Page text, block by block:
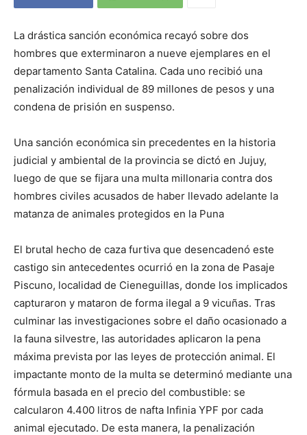
La drástica sanción económica recayó sobre dos
hombres que exterminaron a nueve ejemplares en el
departamento Santa Catalina. Cada uno recibió una
penalización individual de 89 millones de pesos y una
condena de prisión en suspenso.
Una sanción económica sin precedentes en la historia
judicial y ambiental de la provincia se dictó en Jujuy,
luego de que se fijara una multa millonaria contra dos
hombres civiles acusados de haber llevado adelante la
matanza de animales protegidos en la Puna
El brutal hecho de caza furtiva que desencadenó este
castigo sin antecedentes ocurrió en la zona de Pasaje
Piscuno, localidad de Cieneguillas, donde los implicados
capturaron y mataron de forma ilegal a 9 vicuñas. Tras
culminar las investigaciones sobre el daño ocasionado a
la fauna silvestre, las autoridades aplicaron la pena
máxima prevista por las leyes de protección animal. El
impactante monto de la multa se determinó mediante una
fórmula basada en el precio del combustible: se
calcularon 4.400 litros de nafta Infinia YPF por cada
animal ejecutado. De esta manera, la penalización